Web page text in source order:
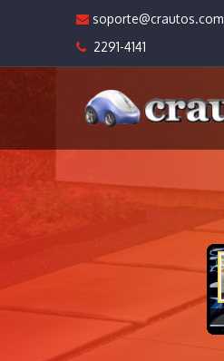
soporte@crautos.com
2291-4141